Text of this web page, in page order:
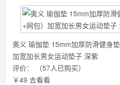
奥义 瑜伽垫 15mm加厚防滑健身
加宽加长男女运动垫子 深紫
评价：
（57人已购买）
￥49 去看看